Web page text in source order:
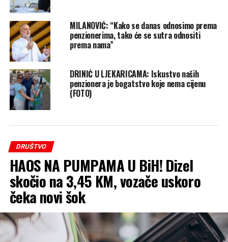
MILANOVIĆ: “Kako se danas odnosimo prema
penzionerima, tako će se sutra odnositi
prema nama”
DRINIĆ U LJEKARICAMA: Iskustvo naših
penzionera je bogatstvo koje nema cijenu
(FOTO)
DRUŠTVO
HAOS NA PUMPAMA U BiH! Dizel
skočio na 3,45 KM, vozače uskoro
čeka novi šok